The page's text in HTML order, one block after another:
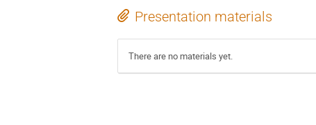
Presentation materials
There are no materials yet.